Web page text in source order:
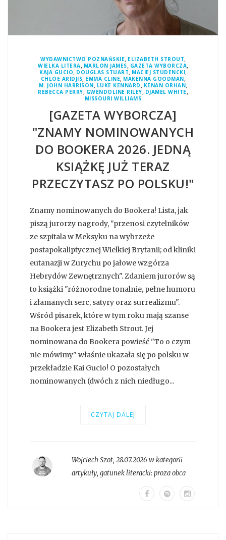
WYDAWNICTWO POZNAŃSKIE, ELIZABETH STROUT,
WIELKA LITERA, MARLON JAMES, GAZETA WYBORCZA,
KAJA GUCIO, DOUGLAS STUART, MACIEJ STUDENCKI,
CHLOE ARIDJIS, EMMA CLINE, MAKENNA GOODMAN,
M. JOHN HARRISON, LUKE KENNARD, KENAN ORHAN,
REBECCA PERRY, GWENDOLINE RILEY, DJAMEL WHITE,
MISSOURI WILLIAMS
[GAZETA WYBORCZA]
"ZNAMY NOMINOWANYCH
DO BOOKERA 2026. JEDNĄ
KSIĄŻKĘ JUŻ TERAZ
PRZECZYTASZ PO POLSKU!"
Znamy nominowanych do Bookera! Lista, jak
piszą jurorzy nagrody, "przenosi czytelników
ze szpitala w Meksyku na wybrzeże
postapokaliptycznej Wielkiej Brytanii; od kliniki
eutanazji w Zurychu po jałowe wzgórza
Hebrydów Zewnętrznych". Zdaniem jurorów są
to książki "różnorodne tonalnie, pełne humoru
i złamanych serc, satyry oraz surrealizmu".
Wśród pisarek, które w tym roku mają szanse
na Bookera jest Elizabeth Strout. Jej
nominowana do Bookera powieść "To o czym
nie mówimy" właśnie ukazała się po polsku w
przekładzie Kai Gucio! O pozostałych
nominowanych (dwóch z nich niedługo...
CZYTAJ DALEJ
Wojciech Szot, 28.07.2026 w kategorii
artykuły, gatunek literacki:proza obca